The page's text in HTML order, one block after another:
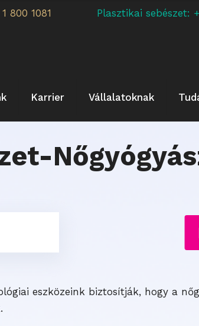
1 800 1081 Plasztikai sebészet:
Karrier Vállalatoknak
eszközeink biztosítják, hogy a